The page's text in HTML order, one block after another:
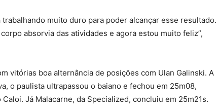
muito duro para poder alcançar esse resultado.
absorvia das atividades e agora estou muito feliz”,
vitórias boa alternância de posições com Ulan Galinski. A
o paulista ultrapassou o baiano e fechou em 25m08,
Já Malacarne, da Specialized, concluiu em 25m21s.